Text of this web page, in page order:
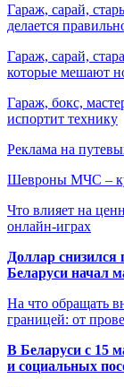
Гараж, сарай,
делается
Гараж, сарай,
которые мешают
Гараж, бокс,
испортит технику
Реклама на
Шевроны МЧС –
Что влияет на
онлайн-играх
Доллар
Беларуси начал
На что обращать
границей: от
В Беларуси с 15
и социальных